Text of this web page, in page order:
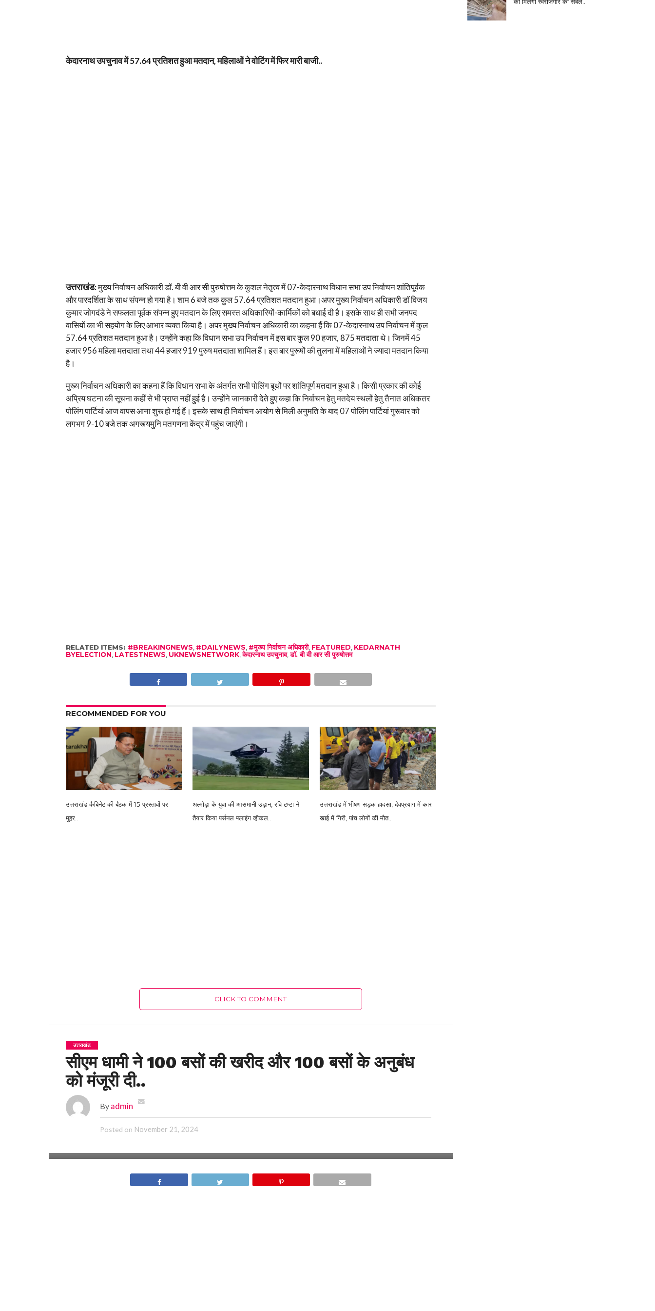
केदारनाथ उपचुनाव में 57.64 प्रतिशत हुआ मतदान, महिलाओं ने वोटिंग में फिर मारी बाजी..
उत्तराखंड:मुख्य निर्वाचन अधिकारी डॉ. बी वी आर सी पुरुषोत्तम के कुशल नेतृत्व में 07-केदारनाथ विधान सभा उप निर्वाचन शांतिपूर्वक
और पारदर्शिता के साथ संपन्न हो गया है। शाम 6 बजे तक कुल 57.64 प्रतिशत मतदान हुआ।अपर मुख्य निर्वाचन अधिकारी डॉ विजय
कुमार जोगदंडे ने सफलता पूर्वक संपन्न हुए मतदान के लिए समस्त अधिकारियों-कार्मिकों को बधाई दी है। इसके साथ ही सभी जनपद
वासियों का भी सहयोग के लिए आभार व्यक्त किया है। अपर मुख्य निर्वाचन अधिकारी का कहना हैं कि 07-केदारनाथ उप निर्वाचन में कुल
57.64 प्रतिशत मतदान हुआ है। उन्होंने कहा कि विधान सभा उप निर्वाचन में इस बार कुल 90 हजार, 875 मतदाता थे। जिनमें 45
हजार 956 महिला मतदाता तथा 44 हजार 919 पुरुष मतदाता शामिल हैं। इस बार पुरूषों की तुलना में महिलाओं ने ज्यादा मतदान किया
है।
मुख्य निर्वाचन अधिकारी का कहना हैं कि विधान सभा के अंतर्गत सभी पोलिंग बूथों पर शांतिपूर्ण मतदान हुआ है। किसी प्रकार की कोई
अप्रिय घटना की सूचना कहीं से भी प्राप्त नहीं हुई है। उन्होंने जानकारी देते हुए कहा कि निर्वाचन हेतु मतदेय स्थलों हेतु तैनात अधिकतर
पोलिंग पार्टियां आज वापस आना शुरू हो गई हैं। इसके साथ ही निर्वाचन आयोग से मिली अनुमति के बाद 07 पोलिंग पार्टियां गुरूवार को
लगभग 9-10 बजे तक अगस्त्यमुनि मतगणना केंद्र में पहुंच जाएंगी।
RELATED ITEMS: #BREAKINGNEWS #DAILYNEWS #मुख्य निर्वाचन अधिकारी, FEATURED KEDARNATH
BYELECTION LATESTNEWS UKNEWSNETWORK,केदारनाथ उपचुनाव,डॉ. बी वी आर सी पुरुषोत्तम
RECOMMENDED FOR YOU
उत्तराखंड कैबिनेट की बैठक में 15 प्रस्तावों पर
मुहर..
अल्मोड़ा के युवा की आसमानी उड़ान, रवि टम्टा ने
तैयार किया पर्सनल फ्लाइंग व्हीकल..
उत्तराखंड में भीषण सड़क हादसा, देवप्रयाग में कार
खाई में गिरी, पांच लोगों की मौत..
CLICK TO COMMENT
उत्तराखंड
सीएम धामी ने 100 बसों की खरीद और 100 बसों के अनुबंध
को मंजूरी दी..
By admin
Posted on November 21, 2024